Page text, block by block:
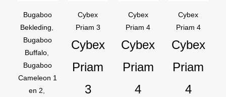
Bugaboo
Bekleding,
Bugaboo
Buffalo,
Bugaboo
Cameleon 1
en 2,
Cybex
Priam 3
Cybex
Priam
3
Cybex
Priam 4
Cybex
Priam
4
Cybex
Priam 4
Cybex
Priam
4